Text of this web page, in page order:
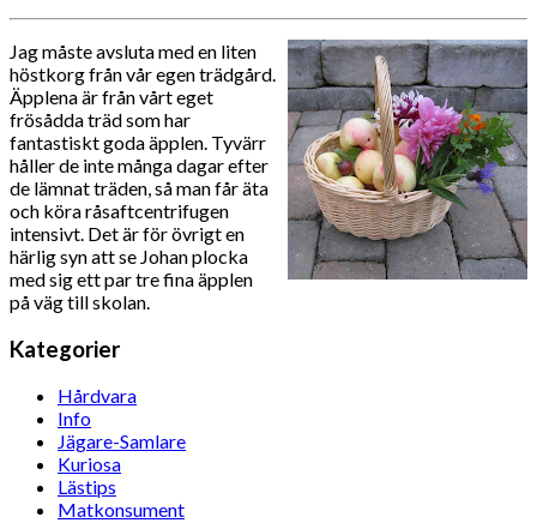
Jag måste avsluta med en liten
höstkorg från vår egen trädgård.
Äpplena är från vårt eget
frösådda träd som har
fantastiskt goda äpplen. Tyvärr
håller de inte många dagar efter
de lämnat träden, så man får äta
och köra råsaftcentrifugen
intensivt. Det är för övrigt en
härlig syn att se Johan plocka
med sig ett par tre fina äpplen
på väg till skolan.
Kategorier
Hårdvara
Info
Jägare-Samlare
Kuriosa
Lästips
Matkonsument